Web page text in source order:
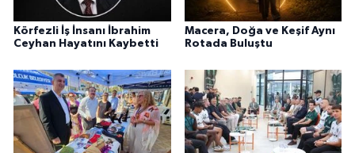
Körfezli İş İnsanı İbrahim
Ceyhan Hayatını Kaybetti
Macera, Doğa ve Keşif Aynı
Rotada Buluştu